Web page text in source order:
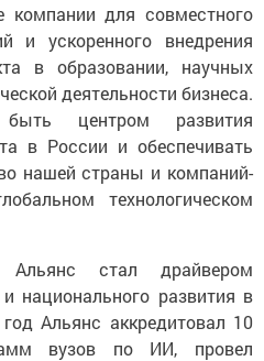
компании для совместного
и ускоренного внедрения
в образовании, научных
деятельности бизнеса.
центром развития
в России и обеспечивать
нашей страны и компаний-
технологическом
стал драйвером
национального развития в
Альянс аккредитовал 10
вузов по ИИ, провел